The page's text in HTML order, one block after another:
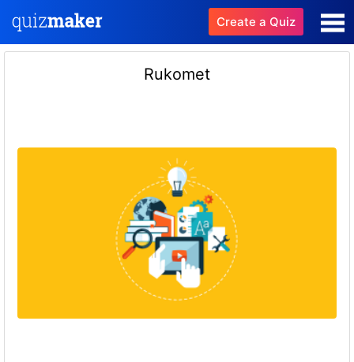
Create a Quiz
Rukomet